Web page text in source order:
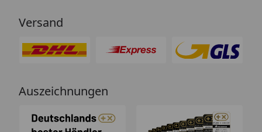
Versand
Auszeichnungen